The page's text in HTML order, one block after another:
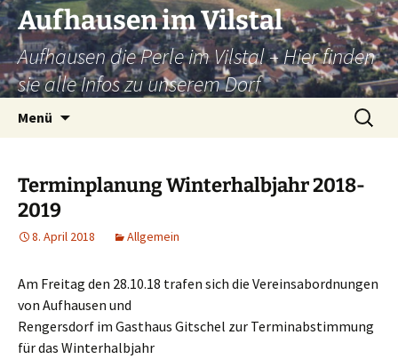
Zum
Inhalt
springen
Aufhausen im Vilstal
Aufhausen die Perle im Vilstal – Hier finden
sie alle Infos zu unserem Dorf
Menü
Suchen
nach:
Terminplanung Winterhalbjahr 2018-
2019
8. April 2018 Allgemein
Am Freitag den 28.10.18 trafen sich die Vereinsabordnungen
von Aufhausen und
Rengersdorf im Gasthaus Gitschel zur Terminabstimmung
für das Winterhalbjahr